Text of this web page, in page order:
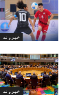
خبرونه
خبرونه